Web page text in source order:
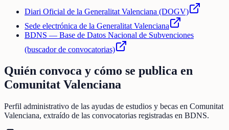
Diari Oficial de la Generalitat Valenciana (DOGV)
Sede electrónica de la Generalitat Valenciana
BDNS — Base de Datos Nacional de Subvenciones
(buscador de convocatorias)
Quién convoca y cómo se publica en
Comunitat Valenciana
Perfil administrativo de las ayudas de estudios y becas en Comunitat
Valenciana, extraído de las convocatorias registradas en BDNS.